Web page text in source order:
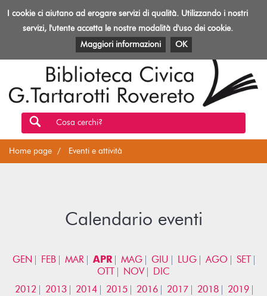
Toggle
Biblioteca
Rovereto
EVENTI E ATTIVITÀ PATRIMONIO E RISORSE
Cosa cerchi?
Home page Eventi e attività
Calendario eventi
GEN FEB MAR APR MAG GIU LUG AGO
SET
OTT
NOV
DIC
2012
2013 2014 2015 2016 2017 2018
2019
I cookie ci aiutano ad erogare servizi di qualità. Utilizzando i nostri
servizi, l'utente accetta le nostre modalità d'uso dei cookie.
Maggiori informazioni
OK